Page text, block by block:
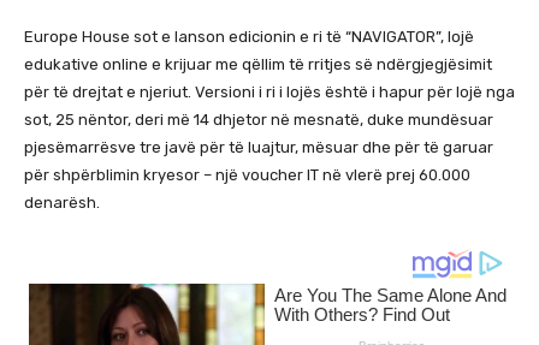
Europe House sot e lanson edicionin e ri të “NAVIGATOR”, lojë
edukative online e krijuar me qëllim të rritjes së ndërgjegjësimit
për të drejtat e njeriut. Versioni i ri i lojës është i hapur për lojë nga
sot, 25 nëntor, deri më 14 dhjetor në mesnatë, duke mundësuar
pjesëmarrësve tre javë për të luajtur, mësuar dhe për të garuar
për shpërblimin kryesor – një voucher IT në vlerë prej 60.000
denarësh.